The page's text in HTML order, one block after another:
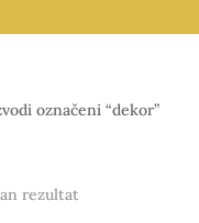
označeni “dekor”
rezultat